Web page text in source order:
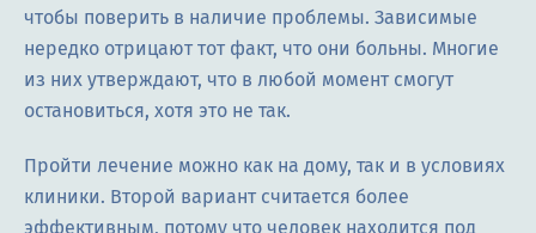
чтобы поверить в наличие проблемы. Зависимые
нередко отрицают тот факт, что они больны. Многие
из них утверждают, что в любой момент смогут
остановиться, хотя это не так.
Пройти лечение можно как на дому, так и в условиях
клиники. Второй вариант считается более
эффективным, потому что человек находится под